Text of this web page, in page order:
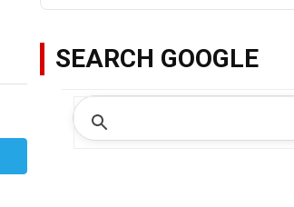
SEARCH GOOGLE